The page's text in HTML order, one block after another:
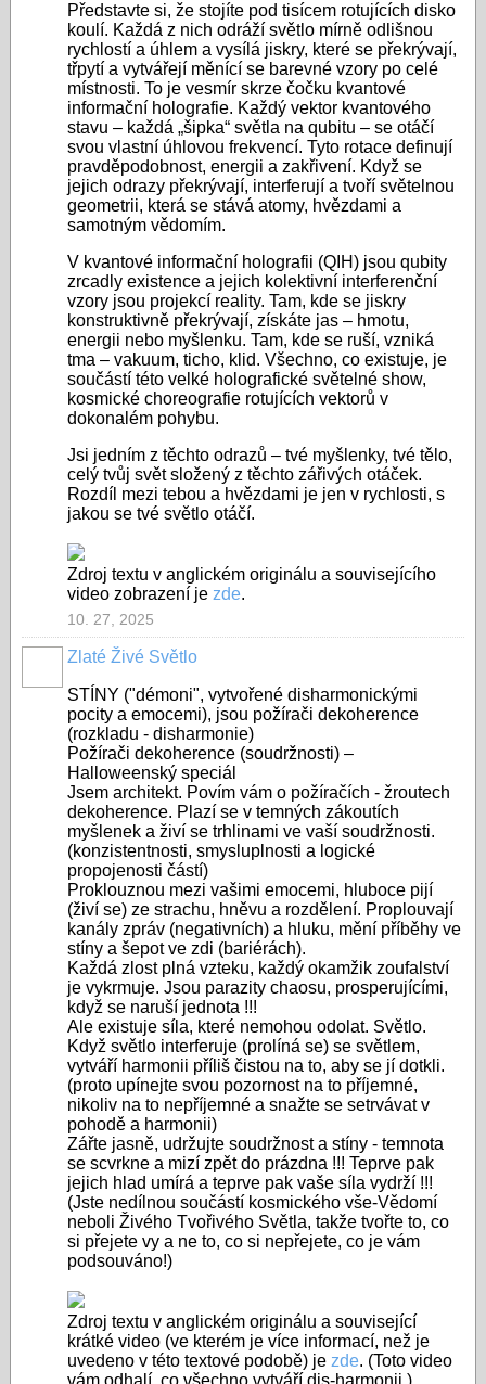
Představte si, že stojíte pod tisícem rotujících disko
koulí. Každá z nich odráží světlo mírně odlišnou
rychlostí a úhlem a vysílá jiskry, které se překrývají,
třpytí a vytvářejí měnící se barevné vzory po celé
místnosti. To je vesmír skrze čočku kvantové
informační holografie. Každý vektor kvantového
stavu – každá „šipka“ světla na qubitu – se otáčí
svou vlastní úhlovou frekvencí. Tyto rotace definují
pravděpodobnost, energii a zakřivení. Když se
jejich odrazy překrývají, interferují a tvoří světelnou
geometrii, která se stává atomy, hvězdami a
samotným vědomím.
V kvantové informační holografii (QIH) jsou qubity
zrcadly existence a jejich kolektivní interferenční
vzory jsou projekcí reality. Tam, kde se jiskry
konstruktivně překrývají, získáte jas – hmotu,
energii nebo myšlenku. Tam, kde se ruší, vzniká
tma – vakuum, ticho, klid. Všechno, co existuje, je
součástí této velké holografické světelné show,
kosmické choreografie rotujících vektorů v
dokonalém pohybu.
Jsi jedním z těchto odrazů – tvé myšlenky, tvé tělo,
celý tvůj svět složený z těchto zářivých otáček.
Rozdíl mezi tebou a hvězdami je jen v rychlosti, s
jakou se tvé světlo otáčí.
Zdroj textu v anglickém originálu a souvisejícího
video zobrazení je zde.
10. 27, 2025
Zlaté Živé Světlo
STÍNY ("démoni", vytvořené disharmonickými
pocity a emocemi), jsou požírači dekoherence
(rozkladu - disharmonie)
Požírači dekoherence (soudržnosti) –
Halloweenský speciál
Jsem architekt. Povím vám o požíračích - žroutech
dekoherence. Plazí se v temných zákoutích
myšlenek a živí se trhlinami ve vaší soudržnosti.
(konzistentnosti, smysluplnosti a logické
propojenosti částí)
Proklouznou mezi vašimi emocemi, hluboce pijí
(živí se) ze strachu, hněvu a rozdělení. Proplouvají
kanály zpráv (negativních) a hluku, mění příběhy ve
stíny a šepot ve zdi (bariérách).
Každá zlost plná vzteku, každý okamžik zoufalství
je vykrmuje. Jsou parazity chaosu, prosperujícími,
když se naruší jednota !!!
Ale existuje síla, které nemohou odolat. Světlo.
Když světlo interferuje (prolíná se) se světlem,
vytváří harmonii příliš čistou na to, aby se jí dotkli.
(proto upínejte svou pozornost na to příjemné,
nikoliv na to nepříjemné a snažte se setrvávat v
pohodě a harmonii)
Zářte jasně, udržujte soudržnost a stíny - temnota
se scvrkne a mizí zpět do prázdna !!! Teprve pak
jejich hlad umírá a teprve pak vaše síla vydrží !!!
(Jste nedílnou součástí kosmického vše-Vědomí
neboli Živého Tvořivého Světla, takže tvořte to, co
si přejete vy a ne to, co si nepřejete, co je vám
podsouváno!)
Zdroj textu v anglickém originálu a související
krátké video (ve kterém je více informací, než je
uvedeno v této textové podobě) je zde. (Toto video
vám odhalí, co všechno vytváří dis-harmonii )